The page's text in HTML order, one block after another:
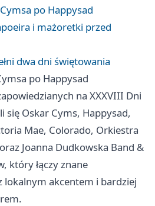
po Happysad
i mażoretki przed
dwa dni świętowania
po Happysad
na XXXVIII Dni
się Oskar Cyms, Happysad,
Mae, Colorado, Orkiestra
Joanna Dudkowska Band &
który łączy znane
lokalnym akcentem i bardziej